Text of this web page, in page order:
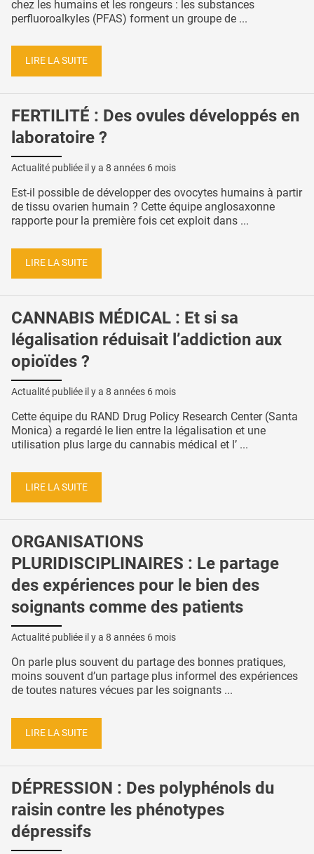
chez les humains et les rongeurs : les substances
perfluoroalkyles (PFAS) forment un groupe de ...
LIRE LA SUITE
FERTILITÉ : Des ovules développés en
laboratoire ?
Actualité publiée il y a 8 années 6 mois
Est-il possible de développer des ovocytes humains à partir
de tissu ovarien humain ? Cette équipe anglosaxonne
rapporte pour la première fois cet exploit dans ...
LIRE LA SUITE
CANNABIS MÉDICAL : Et si sa
légalisation réduisait l’addiction aux
opioïdes ?
Actualité publiée il y a 8 années 6 mois
Cette équipe du RAND Drug Policy Research Center (Santa
Monica) a regardé le lien entre la légalisation et une
utilisation plus large du cannabis médical et l’ ...
LIRE LA SUITE
ORGANISATIONS
PLURIDISCIPLINAIRES : Le partage
des expériences pour le bien des
soignants comme des patients
Actualité publiée il y a 8 années 6 mois
On parle plus souvent du partage des bonnes pratiques,
moins souvent d’un partage plus informel des expériences
de toutes natures vécues par les soignants ...
LIRE LA SUITE
DÉPRESSION : Des polyphénols du
raisin contre les phénotypes
dépressifs